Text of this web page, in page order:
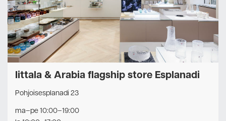
Iittala & Arabia flagship store Esplanadi
Pohjoisesplanadi 23
ma–pe 10:00–19:00